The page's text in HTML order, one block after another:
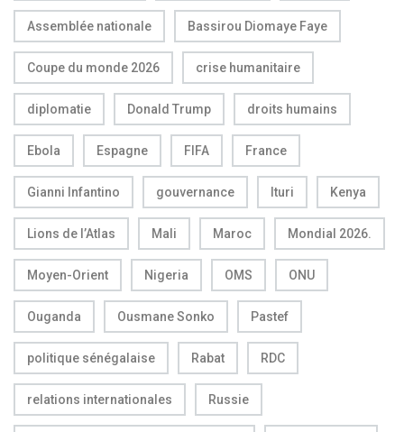
Assemblée nationale Bassirou Diomaye Faye
Coupe du monde 2026 crise humanitaire
diplomatie Donald Trump droits humains
Ebola Espagne FIFA France
Gianni Infantino gouvernance Ituri Kenya
Lions de l’Atlas Mali Maroc Mondial 2026.
Moyen-Orient Nigeria OMS ONU
Ouganda Ousmane Sonko Pastef
politique sénégalaise Rabat RDC
relations internationales Russie